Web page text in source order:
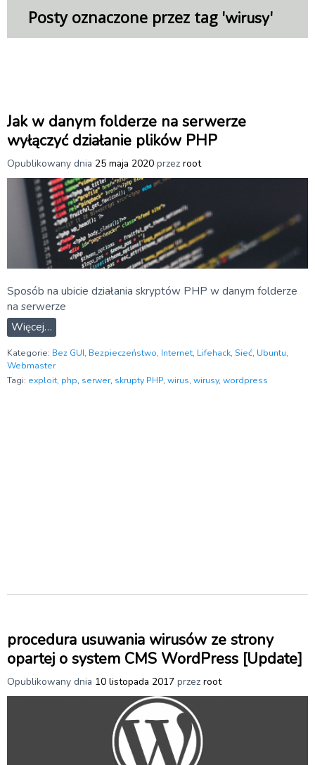
Posty oznaczone przez tag 'wirusy'
Jak w danym folderze na serwerze
wyłączyć działanie plików PHP
Opublikowany dnia 25 maja 2020 przez root
Sposób na ubicie działania skryptów PHP w danym folderze
na serwerze
Więcej…
Kategorie: Bez GUI, Bezpieczeństwo, Internet, Lifehack, Sieć, Ubuntu,
Webmaster
Tagi: exploit, php, serwer, skrupty PHP, wirus, wirusy, wordpress
procedura usuwania wirusów ze strony
opartej o system CMS WordPress [Update]
Opublikowany dnia 10 listopada 2017 przez root